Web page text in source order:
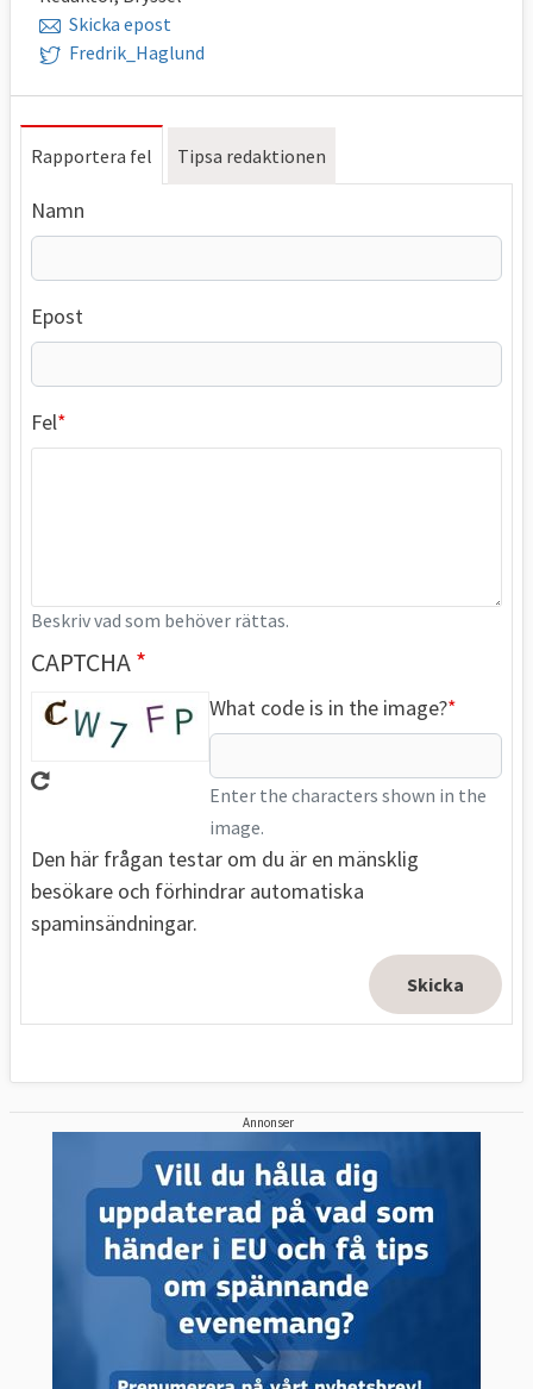
Skicka epost
Fredrik_Haglund
Rapportera fel Tipsa redaktionen
Namn
Epost
Fel
Beskriv vad som behöver rättas.
CAPTCHA
What code is in the image?
Enter the characters shown in the
image.
Den här frågan testar om du är en mänsklig
besökare och förhindrar automatiska
spaminsändningar.
Annonser